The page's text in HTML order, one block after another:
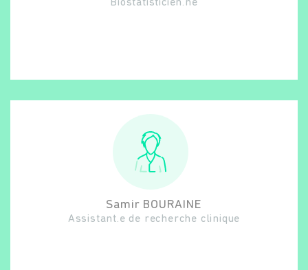
Biostatisticien.ne
Samir BOURAINE
Assistant.e de recherche clinique